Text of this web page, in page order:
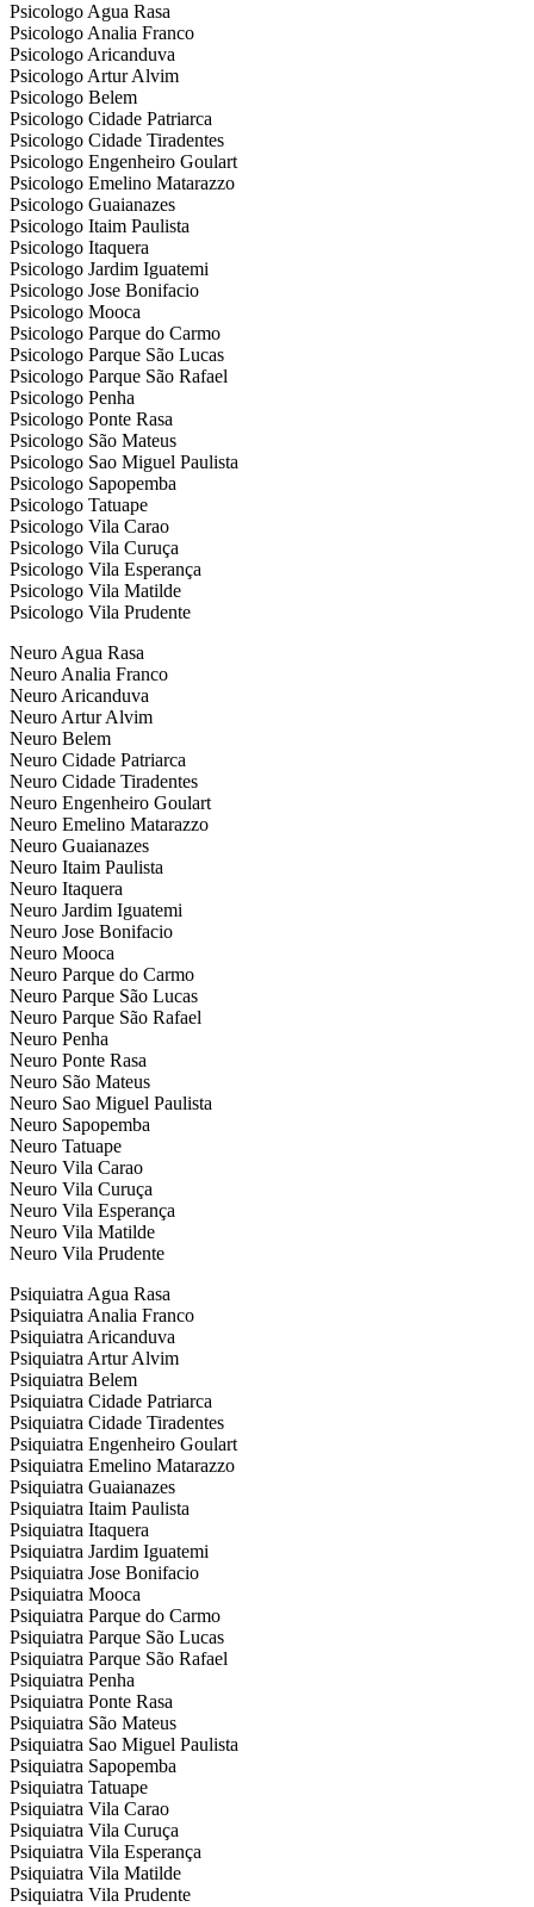
Psicologo Agua Rasa
Psicologo Analia Franco
Psicologo Aricanduva
Psicologo Artur Alvim
Psicologo Belem
Psicologo Cidade Patriarca
Psicologo Cidade Tiradentes
Psicologo Engenheiro Goulart
Psicologo Emelino Matarazzo
Psicologo Guaianazes
Psicologo Itaim Paulista
Psicologo Itaquera
Psicologo Jardim Iguatemi
Psicologo Jose Bonifacio
Psicologo Mooca
Psicologo Parque do Carmo
Psicologo Parque São Lucas
Psicologo Parque São Rafael
Psicologo Penha
Psicologo Ponte Rasa
Psicologo São Mateus
Psicologo Sao Miguel Paulista
Psicologo Sapopemba
Psicologo Tatuape
Psicologo Vila Carao
Psicologo Vila Curuça
Psicologo Vila Esperança
Psicologo Vila Matilde
Psicologo Vila Prudente
Neuro Agua Rasa
Neuro Analia Franco
Neuro Aricanduva
Neuro Artur Alvim
Neuro Belem
Neuro Cidade Patriarca
Neuro Cidade Tiradentes
Neuro Engenheiro Goulart
Neuro Emelino Matarazzo
Neuro Guaianazes
Neuro Itaim Paulista
Neuro Itaquera
Neuro Jardim Iguatemi
Neuro Jose Bonifacio
Neuro Mooca
Neuro Parque do Carmo
Neuro Parque São Lucas
Neuro Parque São Rafael
Neuro Penha
Neuro Ponte Rasa
Neuro São Mateus
Neuro Sao Miguel Paulista
Neuro Sapopemba
Neuro Tatuape
Neuro Vila Carao
Neuro Vila Curuça
Neuro Vila Esperança
Neuro Vila Matilde
Neuro Vila Prudente
Psiquiatra Agua Rasa
Psiquiatra Analia Franco
Psiquiatra Aricanduva
Psiquiatra Artur Alvim
Psiquiatra Belem
Psiquiatra Cidade Patriarca
Psiquiatra Cidade Tiradentes
Psiquiatra Engenheiro Goulart
Psiquiatra Emelino Matarazzo
Psiquiatra Guaianazes
Psiquiatra Itaim Paulista
Psiquiatra Itaquera
Psiquiatra Jardim Iguatemi
Psiquiatra Jose Bonifacio
Psiquiatra Mooca
Psiquiatra Parque do Carmo
Psiquiatra Parque São Lucas
Psiquiatra Parque São Rafael
Psiquiatra Penha
Psiquiatra Ponte Rasa
Psiquiatra São Mateus
Psiquiatra Sao Miguel Paulista
Psiquiatra Sapopemba
Psiquiatra Tatuape
Psiquiatra Vila Carao
Psiquiatra Vila Curuça
Psiquiatra Vila Esperança
Psiquiatra Vila Matilde
Psiquiatra Vila Prudente